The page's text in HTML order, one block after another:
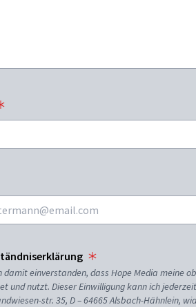
damit einverstanden, dass Hope Media meine
und nutzt. Dieser Einwilligung kann ich
str. 35, D – 64665 Alsbach-Hähnlein,